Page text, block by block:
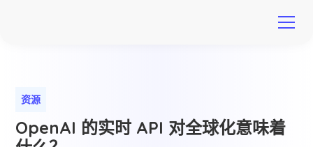
资源
OpenAI 的实时 API 对全球化意味着